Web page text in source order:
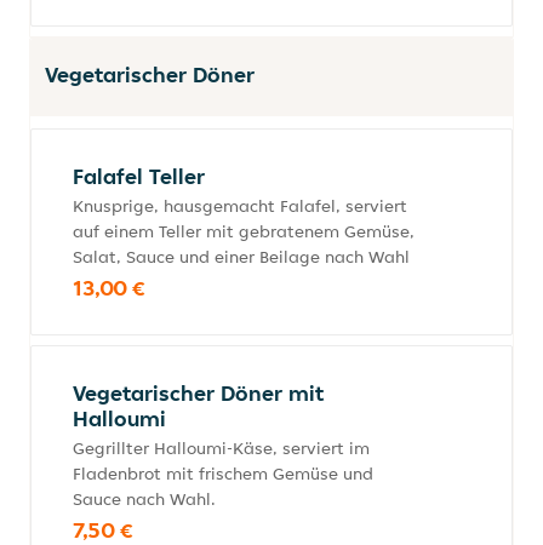
Vegetarischer Döner
Falafel Teller
Knusprige, hausgemacht Falafel, serviert
auf einem Teller mit gebratenem Gemüse,
Salat, Sauce und einer Beilage nach Wahl
13,00 €
Vegetarischer Döner mit
Halloumi
Gegrillter Halloumi-Käse, serviert im
Fladenbrot mit frischem Gemüse und
Sauce nach Wahl.
7,50 €